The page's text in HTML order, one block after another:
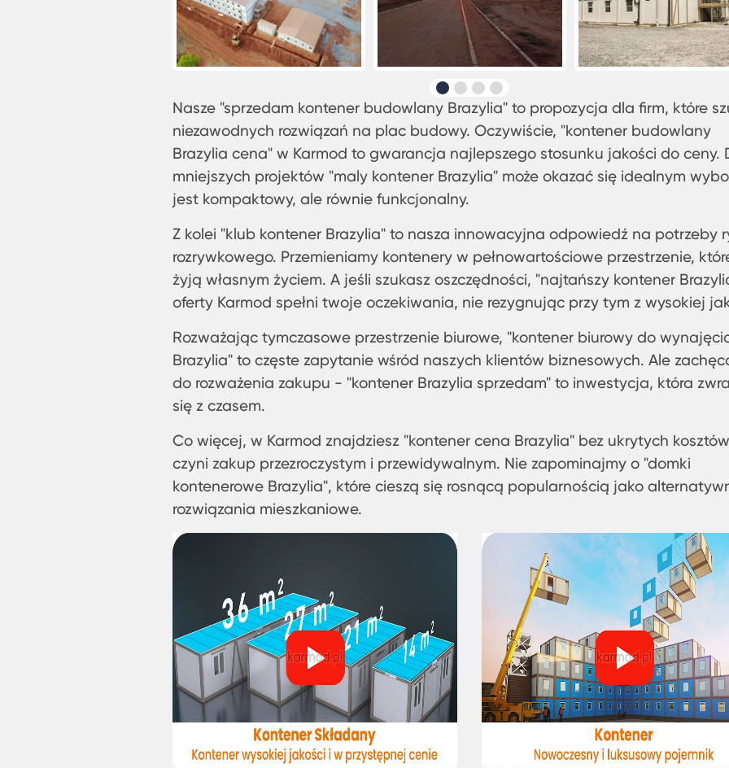
Nasze "sprzedam kontener budowlany Brazylia" to propozycja dla firm, które
niezawodnych rozwiązań na plac budowy. Oczywiście, "kontener budowlany
Brazylia cena" w Karmod to gwarancja najlepszego stosunku jakości do ceny.
mniejszych projektów "maly kontener Brazylia" może okazać się idealnym
jest kompaktowy, ale równie funkcjonalny.
Z kolei "klub kontener Brazylia" to nasza innowacyjna odpowiedź na potrzeby
rozrywkowego. Przemieniamy kontenery w pełnowartościowe przestrzenie,
żyją własnym życiem. A jeśli szukasz oszczędności, "najtańszy kontener
oferty Karmod spełni twoje oczekiwania, nie rezygnując przy tym z wysokiej
Rozważając tymczasowe przestrzenie biurowe, "kontener biurowy do
Brazylia" to częste zapytanie wśród naszych klientów biznesowych. Ale
do rozważenia zakupu - "kontener Brazylia sprzedam" to inwestycja, która
się z czasem.
Co więcej, w Karmod znajdziesz "kontener cena Brazylia" bez ukrytych
czyni zakup przezroczystym i przewidywalnym. Nie zapominajmy o "domki
kontenerowe Brazylia", które cieszą się rosnącą popularnością jako
rozwiązania mieszkaniowe.